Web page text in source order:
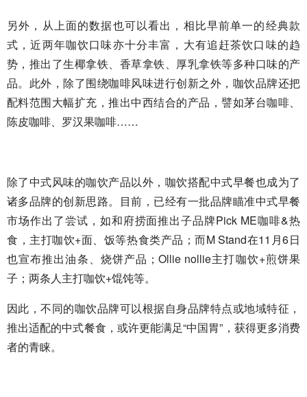
，
四
川
火
锅
底
料
另外，从上面的数据也可以看出，相比早前单一的经典款
式，近两年咖饮口味亦十分丰富，大有追赶茶饮口味的趋
势，推出了生椰拿铁、香草拿铁、厚乳拿铁等多种口味的产
品。此外，除了围绕咖啡风味进行创新之外，咖饮品牌还把
配料范围大幅扩充，推出中西结合的产品，譬如茅台咖啡、
陈皮咖啡、罗汉果咖啡……
除了中式风味的咖饮产品以外，咖饮搭配中式早餐也成为了
诸多品牌的创新思路。目前，已经有一批品牌瞄准中式早餐
市场作出了尝试，如和府捞面推出子品牌Pick ME咖啡&热
食，主打咖饮+面、饭等热食类产品；而M Stand在11月6日
也宣布推出油条、烧饼产品；Ollie nollie主打咖饮+煎饼果
子；两条人主打咖饮+馄饨等。
因此，不同的咖饮品牌可以根据自身品牌特点或地域特征，
推出适配的中式餐食，或许更能满足“中国胃”，获得更多消费
者的青睐。